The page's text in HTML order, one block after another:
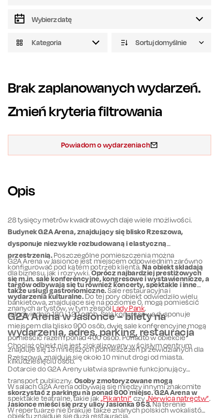
Kategoria Sortuj domyślnie
Brak zaplanowanych wydarzeń.
Zmień kryteria filtrowania
Powiadom o wydarzeniach
Opis
28 tysięcy metrów kwadratowych daje wiele możliwości.
Budynek G2A Arena, znajdujący się blisko Rzeszowa,
dysponuje niezwykle rozbudowaną i elastyczną
przestrzenią.Poszczególne pomieszczenia można
konfigurować pod kątem potrzeb klienta.Na obiekt składają
się m.in. sale konferencyjne, kongresowe i wystawiennicze, a
także usługi gastronomiczne.Sale restauracyjna i
bankietowa, znajdujące się na poziomie 0, mogą pomieścić
odpowiednio 160 i 120 osób. Sala kongresowa dysponuje
miejscem dla blisko 900 osób, dwie sale konferencyjne mogą
pomieścić razem ponad 400 osób. Ponadto w obiekcie
znajduje się 13 mniejszych pomieszczeń przewidzianych dla
kilkudziesięciu osób.
G2A Arena w Jasionce jest miejscem odpowiednim zarówno
dla biznesu, jak i rozrywki.Oprócz najbardziej prestiżowych
targów odbywają się tu również koncerty, spektakle i inne
wydarzenia kulturalne.Do tej pory obiekt odwiedziło wielu
znanych artystów, w tym zespółLady Pank.
G2A Arena w Jasionce – bilety na
wydarzenia, adres, parking, restauracja
Chociaż obiekt nie jest zlokalizowany w ścisłym centrum
Rzeszowa, znajduje się około 10 minut drogi od miasta.
Dotarcie do G2A Areny ułatwia sprawnie funkcjonujący
transport publiczny. Osoby zmotoryzowane mogą
skorzystać z parkingu na ponad 600 miejsc. G2A Arena w
Jasionce mieści się przy ulicy Jasionka 953.Na terenie
obiektu znajduje się duża restauracja.
W salach G2A Arena odbywają się między innymi znakomite
spektakle teatralne, takie jak„Pikantni” czy„Nerwica natręctw”.
W repertuarze nie brakuje także znanych polskich wokalistów,